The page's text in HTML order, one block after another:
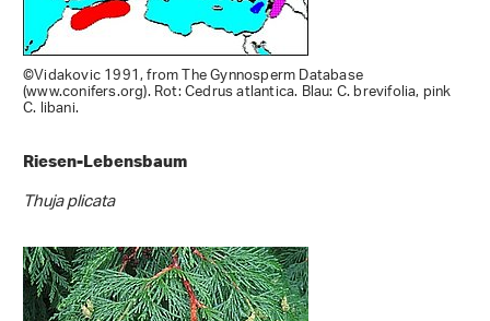
©Vidakovic 1991, from The Gynnosperm Database
(www.conifers.org). Rot: Cedrus atlantica. Blau: C. brevifolia, pink
C. libani.
Riesen-Lebensbaum
Thuja plicata